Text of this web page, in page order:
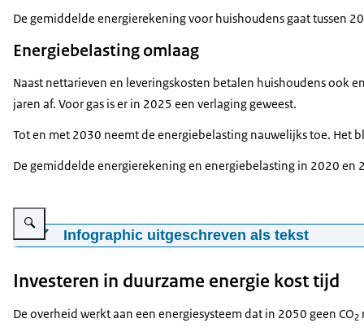
De gemiddelde energierekening voor huishoudens gaat tussen
Energiebelasting omlaag
Naast nettarieven en leveringskosten betalen huishoudens ook
jaren af. Voor gas is er in 2025 een verlaging geweest.
Tot en met 2030 neemt de energiebelasting nauwelijks toe.
De gemiddelde energierekening en energiebelasting in 2020
Vergroot afbeelding Infographic: Zie de onderstaande tekst voor informatie
Infographic uitgeschreven als tekst
Energiebelasting stijgt minder hard dan totale
Kostenopbouw gemiddelde energierekening 2020:
Investeren in duurzame energie kost tijd
De overheid werkt aan een energiesysteem dat in 2050 geen CO2